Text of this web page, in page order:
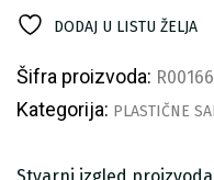
DODAJ U LISTU ŽELJA
Šifra proizvoda:
Kategorija: PLASTIČNE